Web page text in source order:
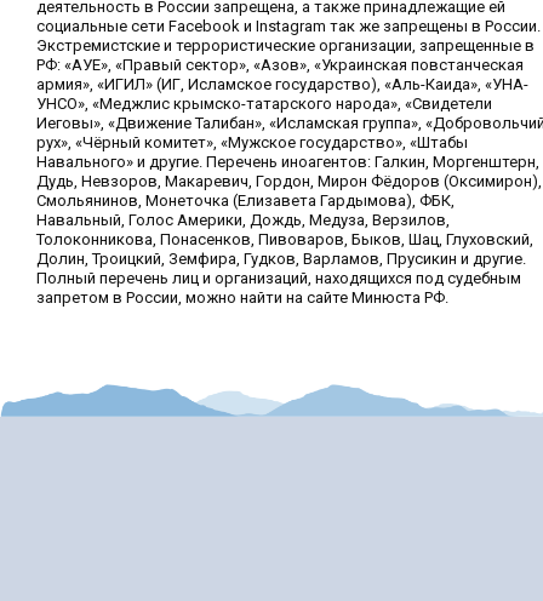
деятельность в России запрещена, а также принадлежащие ей
социальные сети Facebook и Instagram так же запрещены в России.
Экстремистские и террористические организации, запрещенные в
РФ: «АУЕ», «Правый сектор», «Азов», «Украинская повстанческая
армия», «ИГИЛ» (ИГ, Исламское государство), «Аль-Каида», «УНА-
УНСО», «Меджлис крымско-татарского народа», «Свидетели
Иеговы», «Движение Талибан», «Исламская группа»,
рух», «Чёрный комитет», «Мужское государство», «Штабы
Навального» и другие. Перечень иноагентов: Галкин, Моргенштерн,
Дудь, Невзоров, Макаревич, Гордон, Мирон Фёдоров (Оксимирон),
Смольянинов, Монеточка (Елизавета Гардымова), ФБК,
Навальный, Голос Америки, Дождь, Медуза, Верзилов,
Толоконникова, Понасенков, Пивоваров, Быков, Шац, Глуховский,
Долин, Троицкий, Земфира, Гудков, Варламов, Прусикин и другие.
Полный перечень лиц и организаций, находящихся под судебным
запретом в России, можно найти на сайте Минюста РФ.